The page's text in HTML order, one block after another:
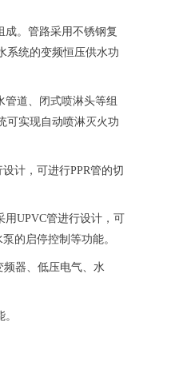
。管路采用不锈钢复
系统的变频恒压供水功
道、闭式喷淋头等组
可实现自动喷淋灭火功
计，可进行PPR管的切
UPVC管进行设计，可
的启停控制等功能。
器、低压电气、水